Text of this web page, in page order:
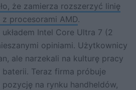
że zamierza rozszerzyć linię
procesorami AMD.
Intel Core Ultra 7 (2
opiniami. Użytkownicy
ale narzekali na kulturę pracy
baterii. Teraz firma próbuje
na rynku handheldów,